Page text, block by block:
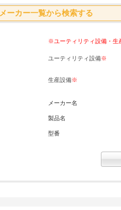
メーカー一覧から検索する
※ユーティリティ設備・生
ユーティリティ設備※
生産設備※
メーカー名
製品名
型番